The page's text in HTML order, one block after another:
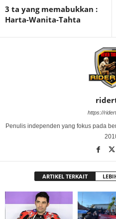
3 ta yang memabukkan :
Harta-Wanita-Tahta
https://
Penulis independen yang fokus pada
ARTIKEL TERKAIT